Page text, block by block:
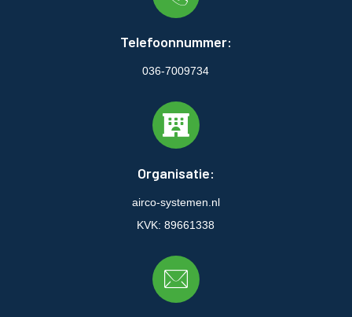
Telefoonnummer:
036-7009734
Organisatie:
airco-systemen.nl
KVK: 89661338